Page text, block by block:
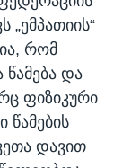
რომ
წამება და
ფიზიკური
დავით